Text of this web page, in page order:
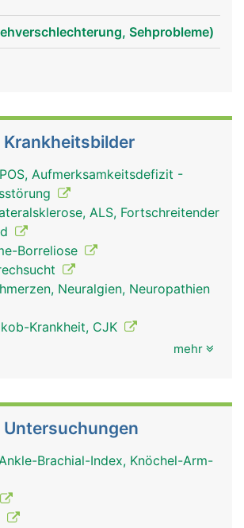
Sehprobleme)
Aufmerksamkeitsdefizit -
ALS, Fortschreitender
Borreliose
Neuralgien, Neuropathien
Krankheit, CJK
mehr
Brachial-Index, Knöchel-Arm-